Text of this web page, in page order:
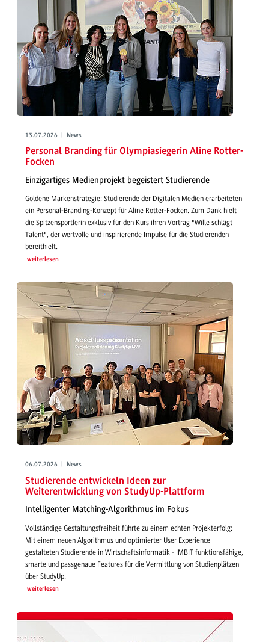
13.07.2026 | News
Personal Branding für Olympiasiegerin Aline Rotter-
Focken
Einzigartiges Medienprojekt begeistert Studierende
Goldene Markenstrategie: Studierende der Digitalen Medien erarbeiteten
ein Personal-Branding-Konzept für Aline Rotter-Focken. Zum Dank hielt
die Spitzensportlerin exklusiv für den Kurs ihren Vortrag "Wille schlägt
Talent", der wertvolle und inspirierende Impulse für die Studierenden
bereithielt.
weiterlesen
06.07.2026 | News
Studierende entwickeln Ideen zur
Weiterentwicklung von StudyUp-Plattform
Intelligenter Matching-Algorithmus im Fokus
Vollständige Gestaltungsfreiheit führte zu einem echten Projekterfolg:
Mit einem neuen Algorithmus und optimierter User Experience
gestalteten Studierende in Wirtschaftsinformatik - IMBIT funktionsfähige,
smarte und passgenaue Features für die Vermittlung von Studienplätzen
über StudyUp.
weiterlesen